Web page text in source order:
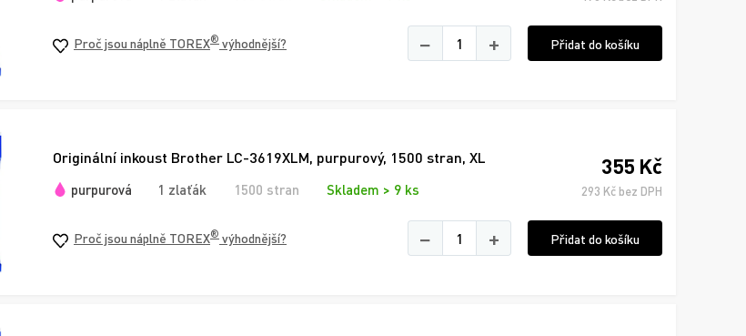
Proč jsou náplně TOREX® výhodnější? − + Přidat do košíku
Originální inkoust Brother LC-3619XLM, purpurový, 1500 stran, XL
purpurová 1 zlaťák 1500 stran Skladem > 9 ks
355 Kč
293 Kč bez DPH
Proč jsou náplně TOREX® výhodnější? − + Přidat do košíku